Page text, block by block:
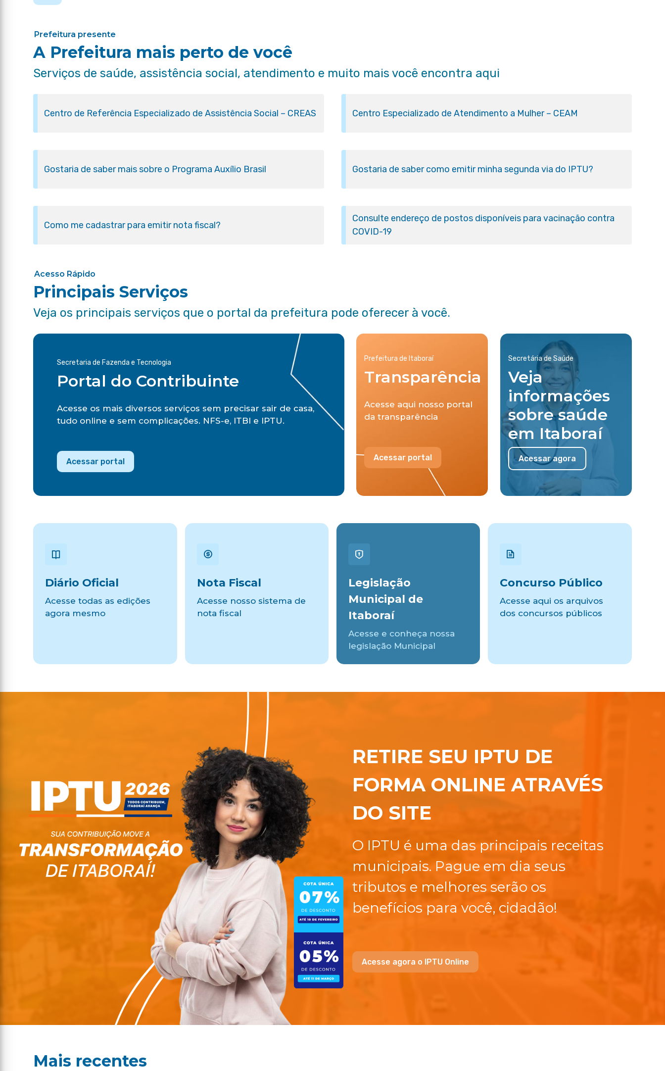
Prefeitura presente
A Prefeitura mais perto de você
Serviços de saúde, assistência social, atendimento e muito mais você encontra aqui
Centro de Referência Especializado de Assistência Social – CREAS Centro Especializado de Atendimento a Mulher – CEAM
Gostaria de saber mais sobre o Programa Auxílio Brasil Gostaria de saber como emitir minha segunda via do IPTU?
Como me cadastrar para emitir nota fiscal?
Consulte endereço de postos disponíveis para vacinação contra
COVID-19
Acesso Rápido
Principais Serviços
Veja os principais serviços que o portal da prefeitura pode oferecer à você.
Secretaria de Fazenda e Tecnologia
Portal do Contribuinte
Acesse os mais diversos serviços sem precisar sair de casa,
tudo online e sem complicações. NFS-e, ITBI e IPTU.
Acessar portal
Prefeitura de Itaboraí
Transparência
Acesse aqui nosso portal
da transparência
Acessar portal
Secretária de Saúde
Veja
informações
sobre saúde
em Itaboraí
Acessar agora
Diário Oficial
Acesse todas as edições
agora mesmo
Nota Fiscal
Acesse nosso sistema de
nota fiscal
Legislação
Municipal de
Itaboraí
Acesse e conheça nossa
legislação Municipal
Concurso Público
Acesse aqui os arquivos
dos concursos públicos
RETIRE SEU IPTU DE
FORMA ONLINE ATRAVÉS
DO SITE
O IPTU é uma das principais receitas
municipais. Pague em dia seus
tributos e melhores serão os
benefícios para você, cidadão!
Acesse agora o IPTU Online
Mais recentes